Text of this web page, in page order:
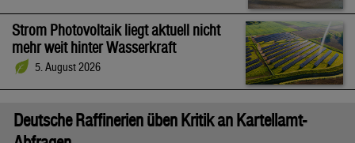
Strom Photovoltaik liegt aktuell nicht
mehr weit hinter Wasserkraft
5. August 2026
Deutsche Raffinerien üben Kritik an Kartellamt-